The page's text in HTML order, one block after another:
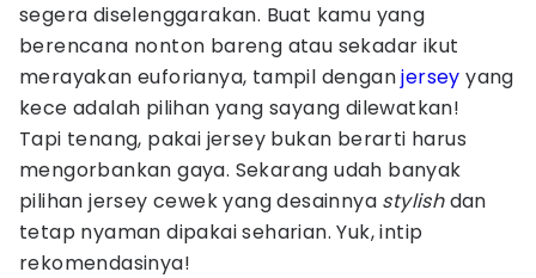
segera diselenggarakan. Buat kamu yang
berencana nonton bareng atau sekadar ikut
merayakan euforianya, tampil denganjersey yang
kece adalah pilihan yang sayang dilewatkan!
Tapi tenang, pakai jersey bukan berarti harus
mengorbankan gaya. Sekarang udah banyak
pilihan jersey cewek yang desainnya stylishdan
tetap nyaman dipakai seharian. Yuk, intip
rekomendasinya!